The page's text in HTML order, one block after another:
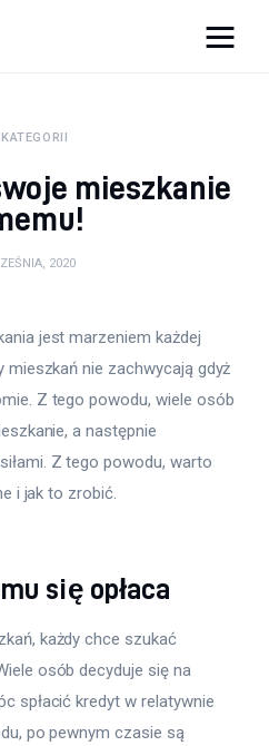
mieszkanie
2020
jest marzeniem każdej
mieszkań nie zachwycają gdyż
Z tego powodu, wiele osób
a następnie
Z tego powodu, warto
i jak to zrobić.
się opłaca
każdy chce szukać
osób decyduje się na
spłacić kredyt w relatywnie
po pewnym czasie są